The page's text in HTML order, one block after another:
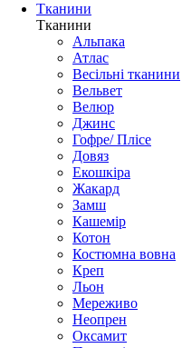
Тканини
Тканини
Альпака
Атлас
Весільні тканини
Вельвет
Велюр
Джинс
Гофре/ Плісе
Довяз
Екошкіра
Жакард
Замш
Кашемір
Котон
Костюмна вовна
Креп
Льон
Мереживо
Неопрен
Оксамит